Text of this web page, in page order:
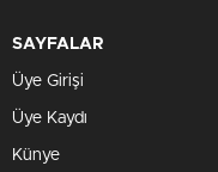
SAYFALAR
Üye Girişi
Üye Kaydı
Künye